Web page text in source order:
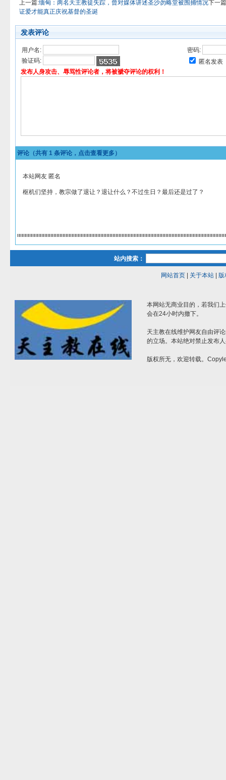
上一篇:缅甸：两名天主教徒失踪，曾对媒体讲述圣沙勿略堂被围捕情况下一
证爱才能真正庆祝基督的圣诞
发表评论
用户名:
密码:
验证码:
匿名发表
发布人身攻击、辱骂性评论者，将被褫夺评论的权利！
评论（共有 1 条评论，点击查看更多）
本站网友 匿名
枢机们坚持，教宗做了退让？退让什么？不过生日？最后还是过了？
站内搜索：
网站首页| 关于本站| 版
本网站无商业目的，若我们
会在24小时内撤下。
天主教在线维护网友自由评
的立场。本站绝对禁止发布
版权所无，欢迎转载。